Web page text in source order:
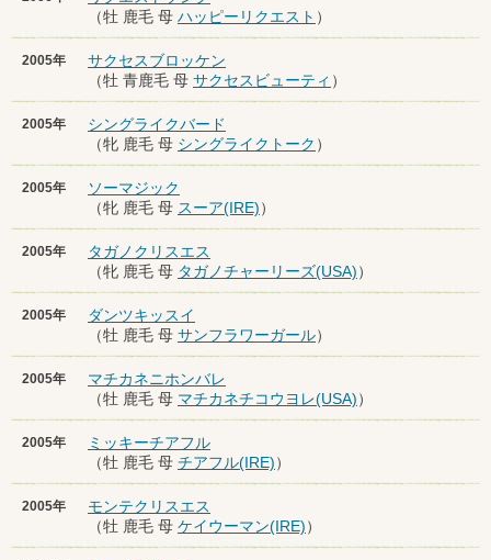
（牡 鹿毛 母 ハッピーリクエスト ）
2005年
サクセスブロッケン
（牡 青鹿毛 母 サクセスビューティ ）
2005年
シングライクバード
（牝 鹿毛 母 シングライクトーク ）
2005年
ソーマジック
（牝 鹿毛 母 スーア(IRE)）
2005年
タガノクリスエス
（牝 鹿毛 母 タガノチャーリーズ(USA)）
2005年
ダンツキッスイ
（牡 鹿毛 母 サンフラワーガール）
2005年
マチカネニホンバレ
（牡 鹿毛 母 マチカネチコウヨレ(USA)）
2005年
ミッキーチアフル
（牡 鹿毛 母 チアフル(IRE)）
2005年
モンテクリスエス
（牡 鹿毛 母 ケイウーマン(IRE)）